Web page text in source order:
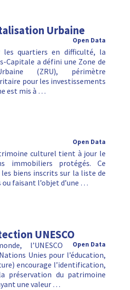
Urbaine
Open Data
les quartiers en difficulté, la
Capitale a défini une Zone de
(ZRU), périmètre
pour les investissements
est mis à …
Open Data
culturel tient à jour le
immobiliers protégés. Ce
biens inscrits sur la liste de
ou faisant l’objet d’une …
UNESCO
Open Data
l’UNESCO
Unies pour l’éducation,
encourage l’identification,
préservation du patrimoine
une valeur …